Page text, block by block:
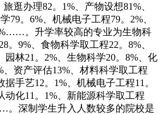
逛办理82。1%、产物设想81%、
79。6%、机械电子工程79。2%、
。升学率较高的专业为生物科
。9%、食物科学取工程22。8%、
园林21。2%、生物科学20。8%、化
、资产评估13%、材料科学取工程
手艺12。1%、机械电子工程11。
动化11。1%、新能源科学取工程
。深制学生升入人数较多的院校是